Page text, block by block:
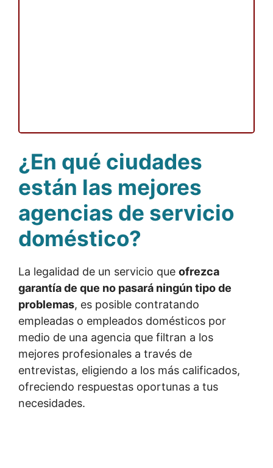
¿En qué ciudades
están las mejores
agencias de servicio
doméstico?
La legalidad de un servicio que ofrezca
garantía de que no pasará ningún tipo de
problemas, es posible contratando
empleadas o empleados domésticos por
medio de una agencia que filtran a los
mejores profesionales a través de
entrevistas, eligiendo a los más calificados,
ofreciendo respuestas oportunas a tus
necesidades.